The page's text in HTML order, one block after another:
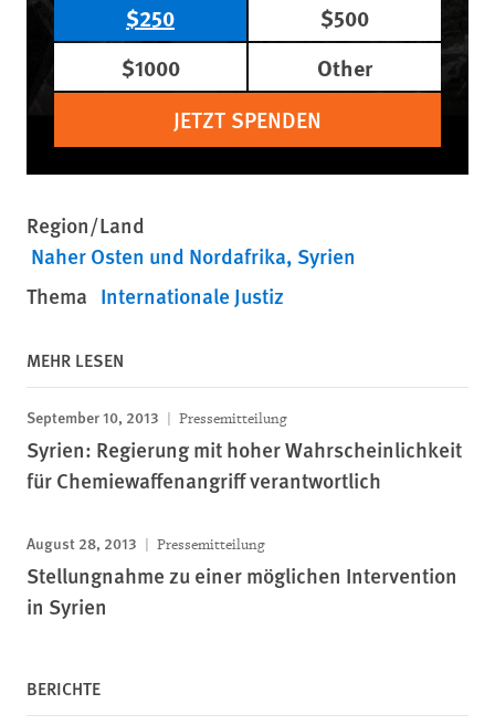
$250
$500
$1000
Other
JETZT SPENDEN
Region/Land
Naher Osten und Nordafrika Syrien
Thema Internationale Justiz
MEHR LESEN
September 10, 2013 Pressemitteilung
Syrien: Regierung mit hoher Wahrscheinlichkeit
für Chemiewaffenangriff verantwortlich
August 28, 2013 Pressemitteilung
Stellungnahme zu einer möglichen Intervention
in Syrien
BERICHTE